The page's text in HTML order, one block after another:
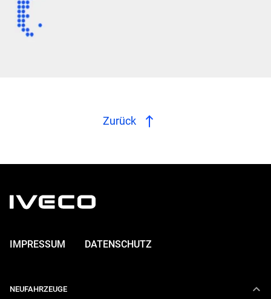
Zurück
IMPRESSUM DATENSCHUTZ
NEUFAHRZEUGE